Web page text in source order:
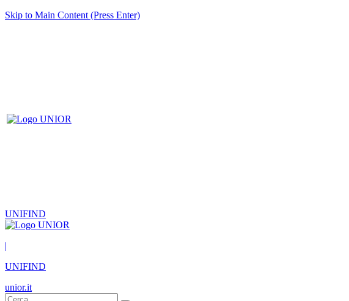
Skip to Main Content (Press Enter)
UNIFIND
|
UNIFIND
unior.it